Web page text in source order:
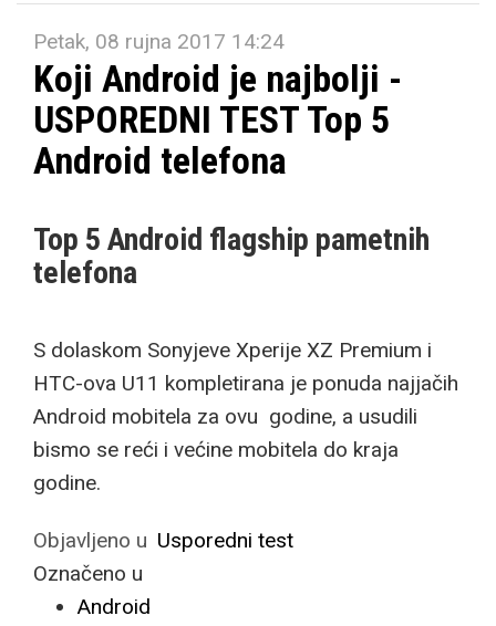
Petak, 08 rujna 2017 14:24
Koji Android je najbolji -
USPOREDNI TEST Top 5
Android telefona
Top 5 Android flagship pametnih
telefona
S dolaskom Sonyjeve Xperije XZ Premium i
HTC-ova U11 kompletirana je ponuda najjačih
Android mobitela za ovu godine, a usudili
bismo se reći i većine mobitela do kraja
godine.
Objavljeno u Usporedni test
Označeno u
Android